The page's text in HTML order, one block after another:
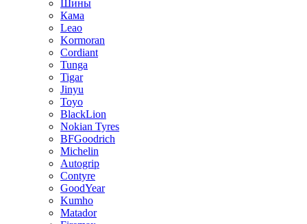
Шины
Кама
Leao
Kormoran
Cordiant
Tunga
Tigar
Jinyu
Toyo
BlackLion
Nokian Tyres
BFGoodrich
Michelin
Autogrip
Contyre
GoodYear
Kumho
Matador